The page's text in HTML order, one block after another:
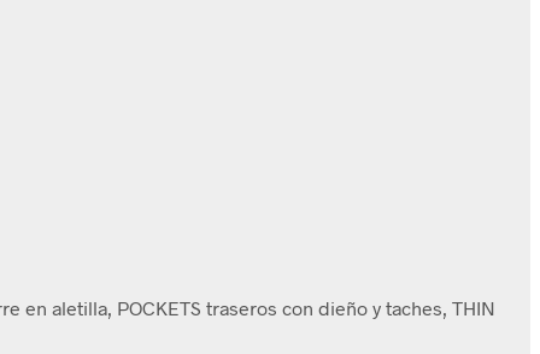
en aletilla, POCKETS traseros con dieño y taches, THIN